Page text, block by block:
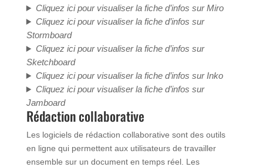
Cliquez ici pour visualiser la fiche d’infos sur Miro
Cliquez ici pour visualiser la fiche d’infos sur
Stormboard
Cliquez ici pour visualiser la fiche d’infos sur
Sketchboard
Cliquez ici pour visualiser la fiche d’infos sur Inko
Cliquez ici pour visualiser la fiche d’infos sur
Jamboard
Rédaction collaborative
Les logiciels de rédaction collaborative sont des outils
en ligne qui permettent aux utilisateurs de travailler
ensemble sur un document en temps réel. Les